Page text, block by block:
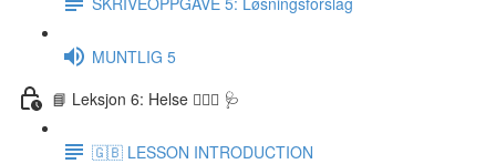
MUNTLIG 5
📘 Leksjon 6: Helse 🏃🏻‍♀️ 🩺
🇬🇧 LESSON INTRODUCTION